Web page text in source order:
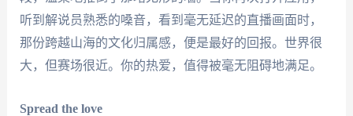
听到解说员熟悉的嗓音，看到毫无延迟的直播画面时，
那份跨越山海的文化归属感，便是最好的回报。世界很
大，但赛场很近。你的热爱，值得被毫无阻碍地满足。
Spread the love